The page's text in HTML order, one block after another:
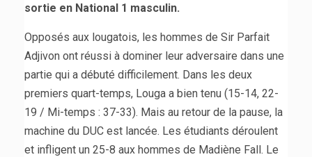
sortie en National 1 masculin.
Opposés aux lougatois, les hommes de Sir Parfait
Adjivon ont réussi à dominer leur adversaire dans une
partie qui a débuté difficilement. Dans les deux
premiers quart-temps, Louga a bien tenu (15-14, 22-
19 / Mi-temps : 37-33). Mais au retour de la pause, la
machine du DUC est lancée. Les étudiants déroulent
et infligent un 25-8 aux hommes de Madiène Fall. Le